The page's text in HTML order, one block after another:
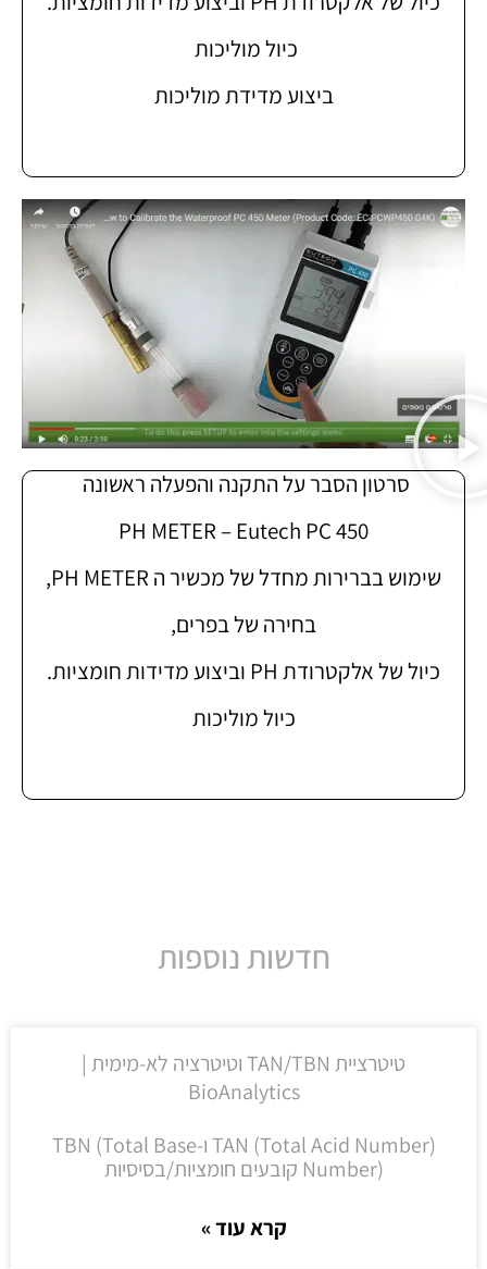
כיול מוליכות
ביצוע מדידת מוליכות
סרטון הסבר על התקנה והפעלה ראשונה
PH METER – Eutech PC 450
שימוש בברירות מחדל של מכשיר ה PH METER,
בחירה של בפרים,
כיול של אלקטרודת PH וביצוע מדידות חומציות.
כיול מוליכות
חדשות נוספות
טיטרציית TAN/TBN וטיטרציה לא-מימית |
BioAnalytics
TAN (Total Acid Number) ו-TBN (Total Base
Number) קובעים חומציות/בסיסיות
קרא עוד »